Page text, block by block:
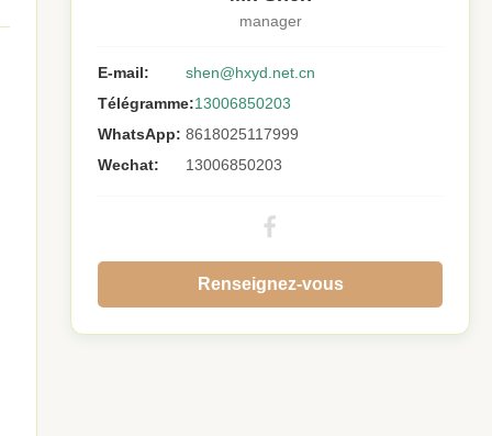
manager
E-mail:
shen@hxyd.net.cn
Télégramme:13006850203
WhatsApp: 8618025117999
Wechat:
13006850203
Renseignez-vous